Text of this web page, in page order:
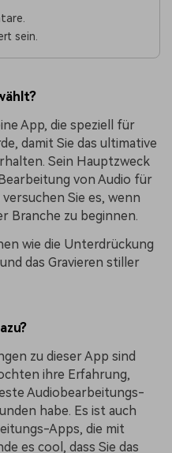
sein.
App, die speziell für
damit Sie das ultimative
Sein Hauptzweck
von Audio für
Sie es, wenn
Branche zu beginnen.
wie die Unterdrückung
das Gravieren stiller
zu dieser App sind
ihre Erfahrung,
Audiobearbeitungs-
habe. Es ist auch
Apps, die mit
es cool, dass Sie das